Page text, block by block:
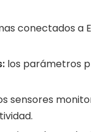
conectados a
los parámetros
sensores